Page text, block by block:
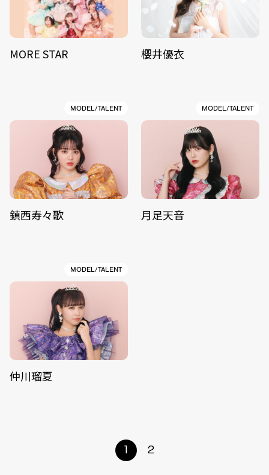
MORE STAR 櫻井優衣
MODEL/TALENT
鎮西寿々歌
MODEL/TALENT
月足天音
MODEL/TALENT
仲川瑠夏
1 2